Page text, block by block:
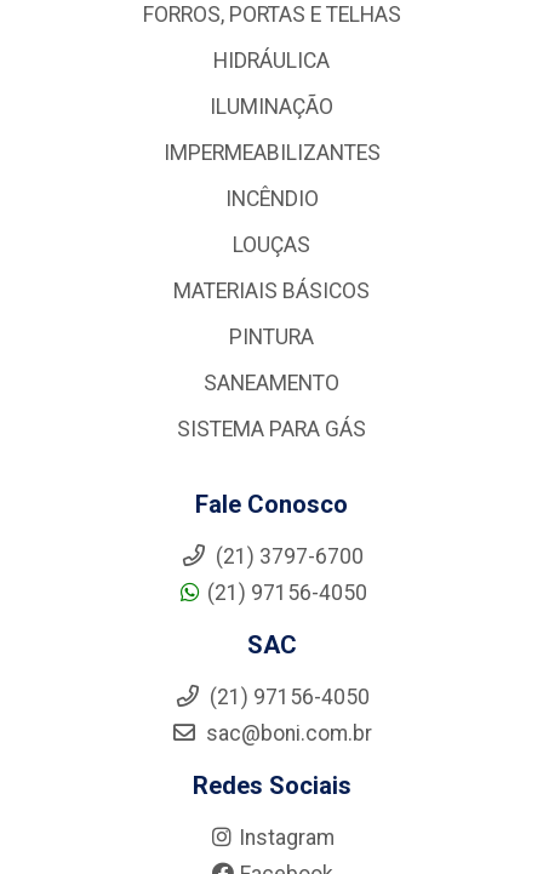
FORROS, PORTAS E TELHAS
HIDRÁULICA
ILUMINAÇÃO
IMPERMEABILIZANTES
INCÊNDIO
LOUÇAS
MATERIAIS BÁSICOS
PINTURA
SANEAMENTO
SISTEMA PARA GÁS
Fale Conosco
(21) 3797-6700
(21) 97156-4050
SAC
(21) 97156-4050
sac@boni.com.br
Redes Sociais
Instagram